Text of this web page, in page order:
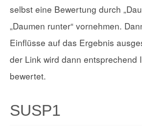
selbst eine Bewertung durch
„Daumen runter“ vornehmen.
Einflüsse auf das Ergebnis
der Link wird dann entsprechend
bewertet.
SUSP1